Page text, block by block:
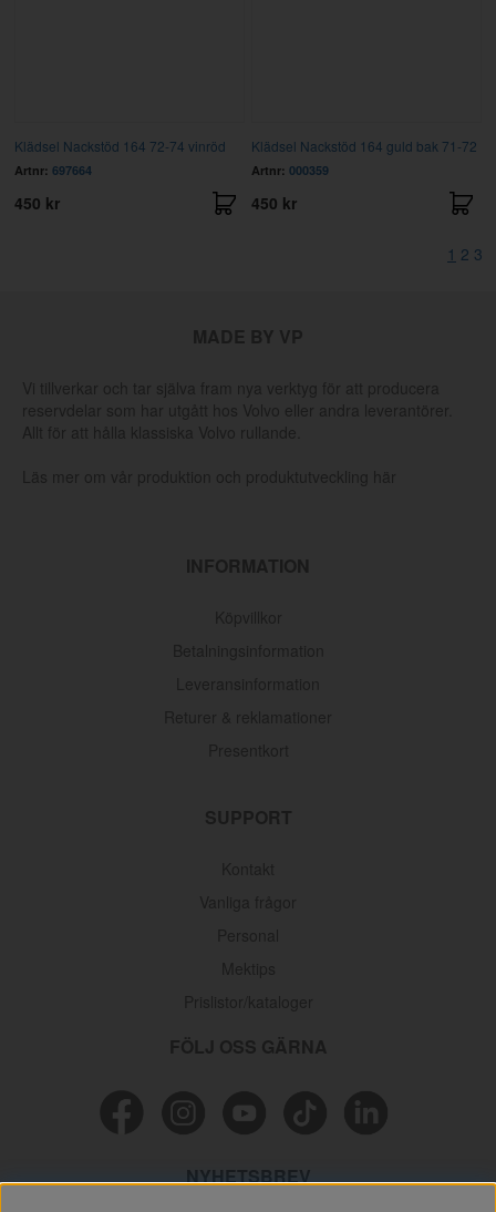
Klädsel Nackstöd 164 72-74 vinröd
Artnr: 697664
450 kr
Klädsel Nackstöd 164 guld bak 71-72
Artnr: 000359
450 kr
1 2 3
NYHETSBREV